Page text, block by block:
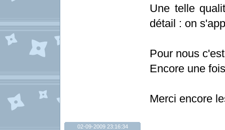
Une telle
détail : on
Pour nous
Encore une
Merci encore
02-09-2009 23:16:34